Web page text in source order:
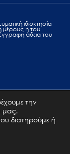
ιδιοκτησία
μέρους ή του
άδεια του
την
μας.
διατηρούμε ή